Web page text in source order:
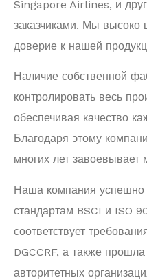
Singapore Airlines, и
заказчиками. Мы высоко
доверие к нашей
Наличие собственной
контролировать весь
обеспечивая качество
Благодаря этому
многих лет
Наша компания
стандартам BSCI и ISO
соответствует
DGCCRF, а также
авторитетных